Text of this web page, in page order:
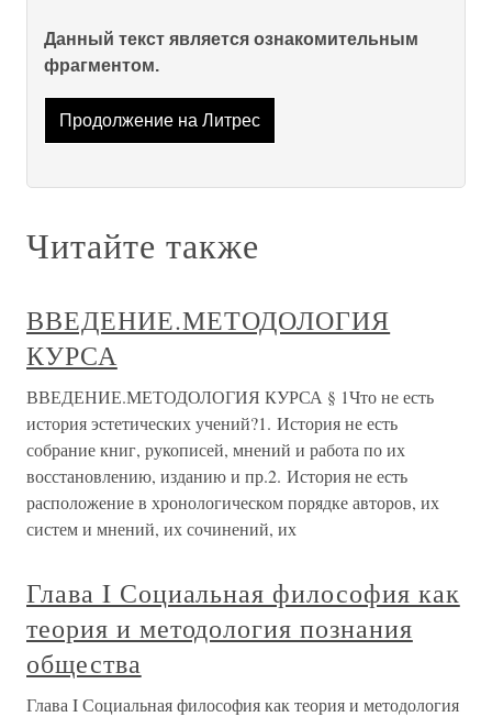
Данный текст является ознакомительным
фрагментом.
Продолжение на Литрес
Читайте также
ВВЕДЕНИЕ.МЕТОДОЛОГИЯ
КУРСА
ВВЕДЕНИЕ.МЕТОДОЛОГИЯ КУРСА § 1Что не есть
история эстетических учений?1. История не есть
собрание книг, рукописей, мнений и работа по их
восстановлению, изданию и пр.2. История не есть
расположение в хронологическом порядке авторов, их
систем и мнений, их сочинений, их
Глава I Социальная философия как
теория и методология познания
общества
Глава I Социальная философия как теория и методология